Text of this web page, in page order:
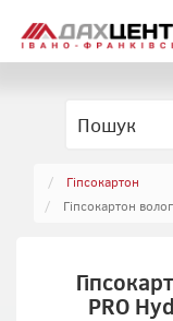
Гіпсокартон
Гіпсокартон
PRO